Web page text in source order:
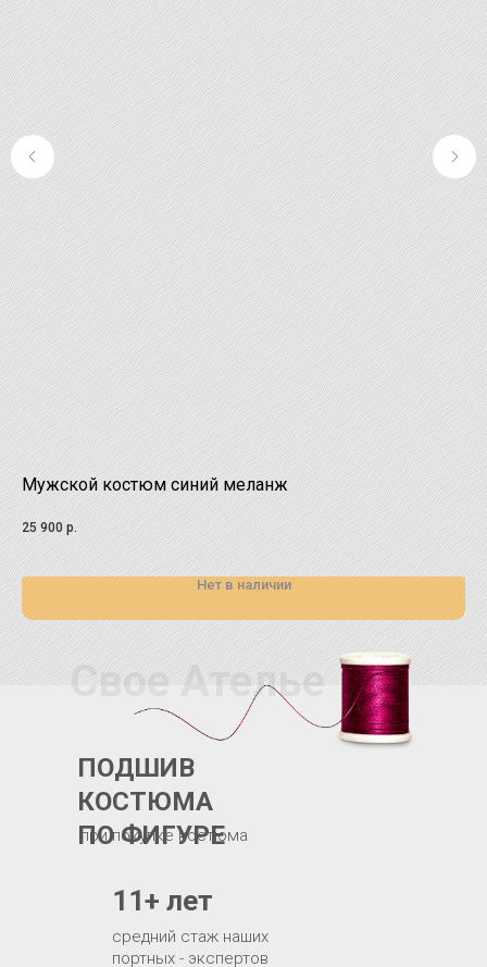
Мужской костюм синий меланж
25 900 р.
Нет в наличии
29
при покупке костюма
ПОДШИВ
КОСТЮМА
ПО ФИГУРЕ
Свое Ателье
средний стаж наших
портных - экспертов
11+ лет